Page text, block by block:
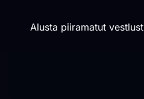
Alusta piiramatut vestlust